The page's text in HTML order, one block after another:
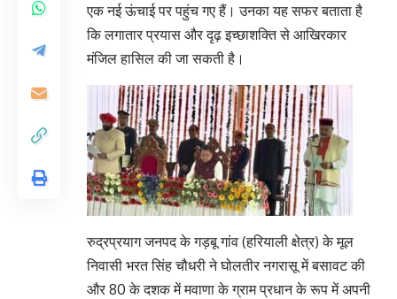
एक नई ऊंचाई पर पहुंच गए हैं। उनका यह सफर बताता है
कि लगातार प्रयास और दृढ़ इच्छाशक्ति से आखिरकार
मंजिल हासिल की जा सकती है।
रुद्रप्रयाग जनपद के गड़बू गांव (हरियाली क्षेत्र) के मूल
निवासी भरत सिंह चौधरी ने घोलतीर नगरासू में बसावट की
और 80 के दशक में मवाणा के ग्राम प्रधान के रूप में अपनी